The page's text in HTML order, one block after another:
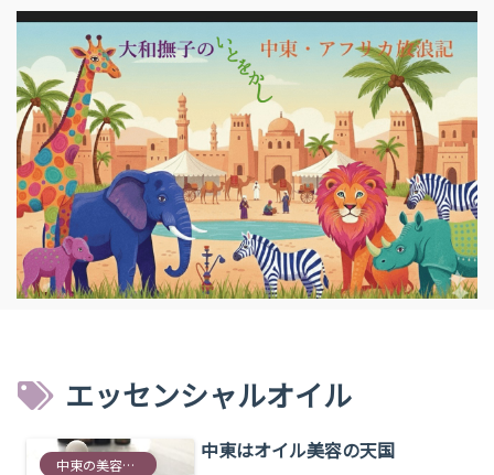
エッセンシャルオイル
中東の美容情報
中東はオイル美容の天国